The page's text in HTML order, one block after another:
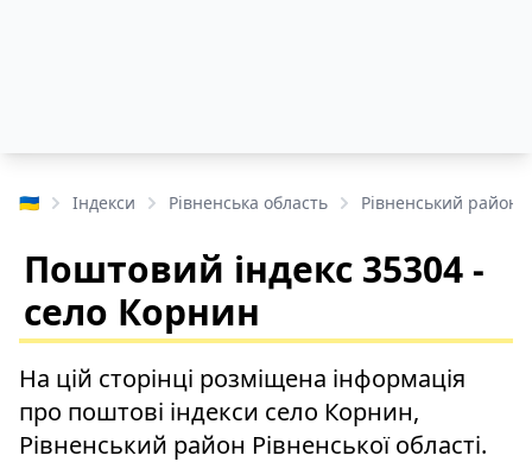
🇺🇦 Індекси Рівненська область Рівненський район
Поштовий індекс 35304 -
село Корнин
На цій сторінці розміщена інформація
про поштові індекси село Корнин,
Рівненський район Рівненської області.